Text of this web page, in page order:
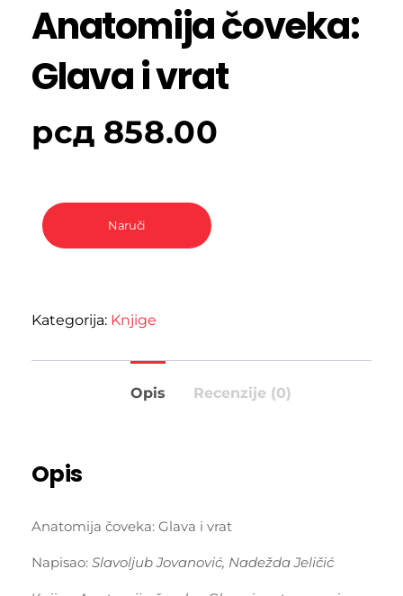
Anatomija čoveka:
Glava i vrat
рсд 858.00
Naruči
Kategorija: Knjige
Opis Recenzije (0)
Opis
Anatomija čoveka: Glava i vrat
Napisao: Slavoljub Jovanović, Nadežda Jeličić